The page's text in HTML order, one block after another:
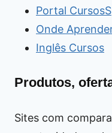
Portal CursosS
Onde
Inglês Cursos
Produtos,
Sites com